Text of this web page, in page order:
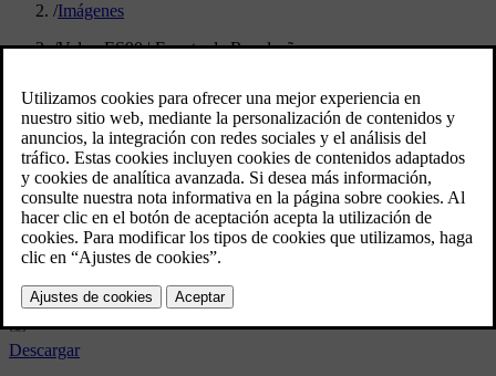
/Imágenes
/Volvo ES90 | Evento de Revelação
Volvo ES90 | Evento de
Revelação
3/5/2025
Marcador
Compartir
Descargar